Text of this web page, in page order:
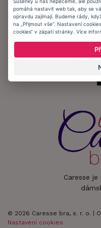
Caresse
© 2026 Caresse bra, s. r. o. |
Nastavení cookies
Zůstaňte s
pomáhá nastavit web tak, aby se
opravdu zajímají. Budeme rády,
na „Přijmout vše“. Nastavení
cookies“ v zápatí stránky. Více